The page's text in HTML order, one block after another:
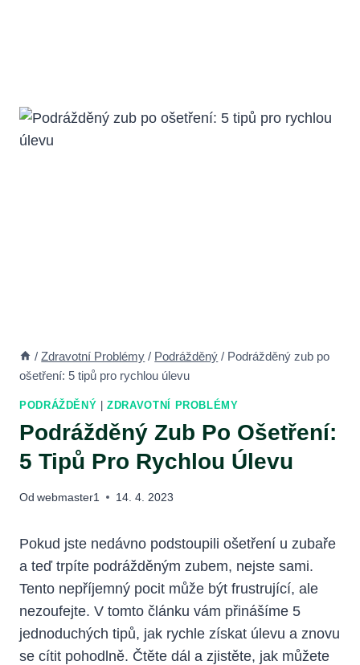
/ Zdravotní Problémy / Podrážděný / Podrážděný zub po
ošetření: 5 tipů pro rychlou úlevu
PODRÁŽDĚNÝ |ZDRAVOTNÍ PROBLÉMY
Podrážděný Zub Po Ošetření:
5 Tipů Pro Rychlou Úlevu
Od webmaster1 14. 4. 2023
Pokud jste nedávno podstoupili ošetření u zubaře
a teď trpíte podrážděným zubem, nejste sami.
Tento nepříjemný pocit může být frustrující, ale
nezoufejte. V tomto článku vám přinášíme 5
jednoduchých tipů, jak rychle získat úlevu a znovu
se cítit pohodlně. Čtěte dál a zjistěte, jak můžete